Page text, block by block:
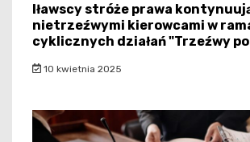
Iławscy stróże prawa
nietrzeźwymi kierowcami w
cyklicznych działań "Trzeźwy
10 kwietnia 2025